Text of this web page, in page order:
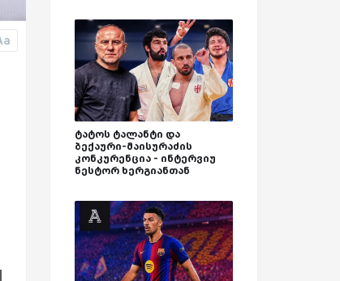
ტატოს ტალანტი და
ბექაური-მაისურაძის
კონკურენცია - ინტერვიუ
ნესტორ ხერგიანთან